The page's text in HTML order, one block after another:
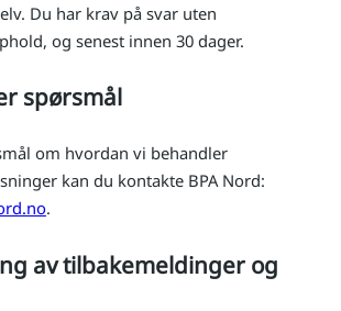
Du har krav på svar uten
og senest innen 30 dager.
spørsmål
om hvordan vi behandler
kan du kontakte BPA Nord:
.
av tilbakemeldinger og